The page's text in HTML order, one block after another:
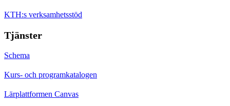
KTH:s verksamhetsstöd
Tjänster
Schema
Kurs- och programkatalogen
Lärplattformen Canvas